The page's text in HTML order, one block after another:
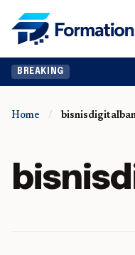
BREAKING
Home /